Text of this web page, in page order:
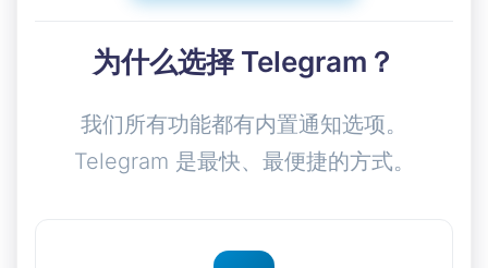
为什么选择 Telegram？
我们所有功能都有内置通知选项。
Telegram 是最快、最便捷的方式。